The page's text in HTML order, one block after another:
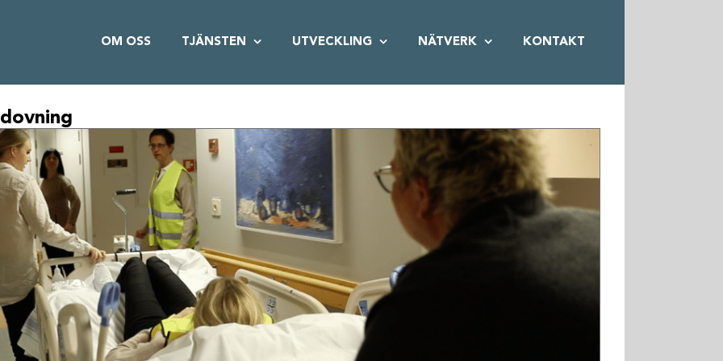
OM OSS TJÄNSTEN UTVECKLING NÄTVERK KONTAKT